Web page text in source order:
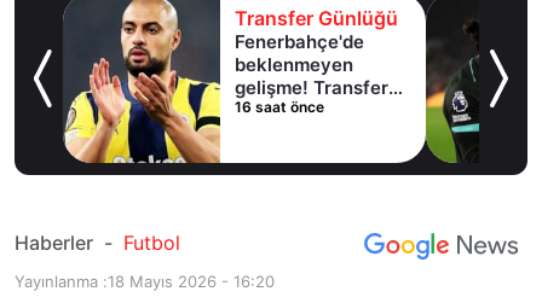
Transfer Günlüğü
Fenerbahçe'de
beklenmeyen
gelişme! Transfer
iptal oldu
16 saat önce
Haberler - Futbol
Yayınlanma :18 Mayıs 2026 - 16:20